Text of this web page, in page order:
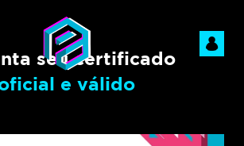
seu certificado
e válido